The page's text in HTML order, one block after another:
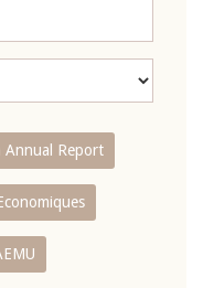
Annual Report